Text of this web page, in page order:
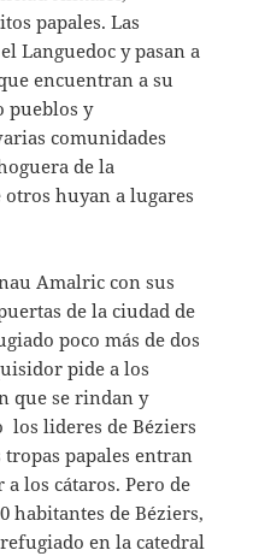
papales. Las
Languedoc y pasan a
encuentran a su
pueblos y
comunidades
de la
huyan a lugares
Amalric con sus
de la ciudad de
poco más de dos
pide a los
que se rindan y
los lideres de Béziers
papales entran
los cátaros. Pero de
habitantes de Béziers,
en la catedral